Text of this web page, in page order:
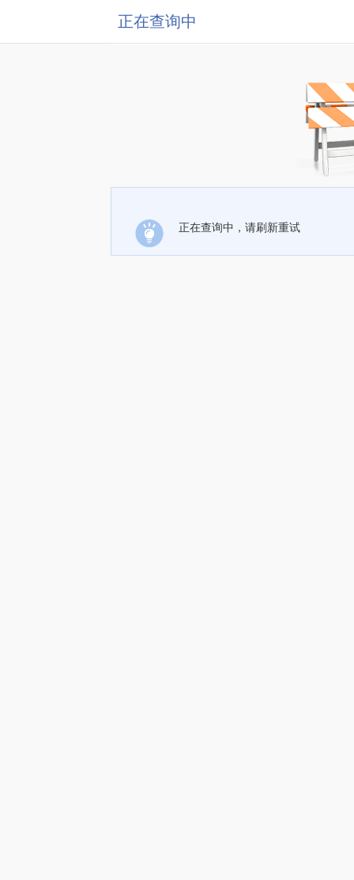
正在查询中
正在查询中，请刷新重试